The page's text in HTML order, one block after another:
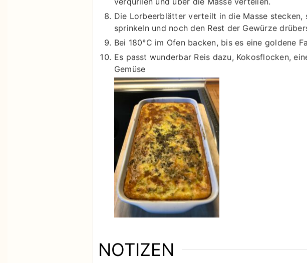
Die Lorbeerblätter verteilt in die Masse
sprinkeln und noch den Rest der Gewürze
Bei 180°C im Ofen backen, bis es eine goldene
Es passt wunderbar Reis dazu, Kokosflocken,
Gemüse
NOTIZEN